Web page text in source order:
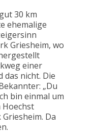
30 km
ehemalige
Griesheim, wo
einer
das nicht. Die
„Du
bin einmal um
Hoechst
Da